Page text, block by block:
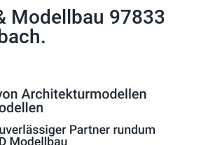
Modellbau 97833